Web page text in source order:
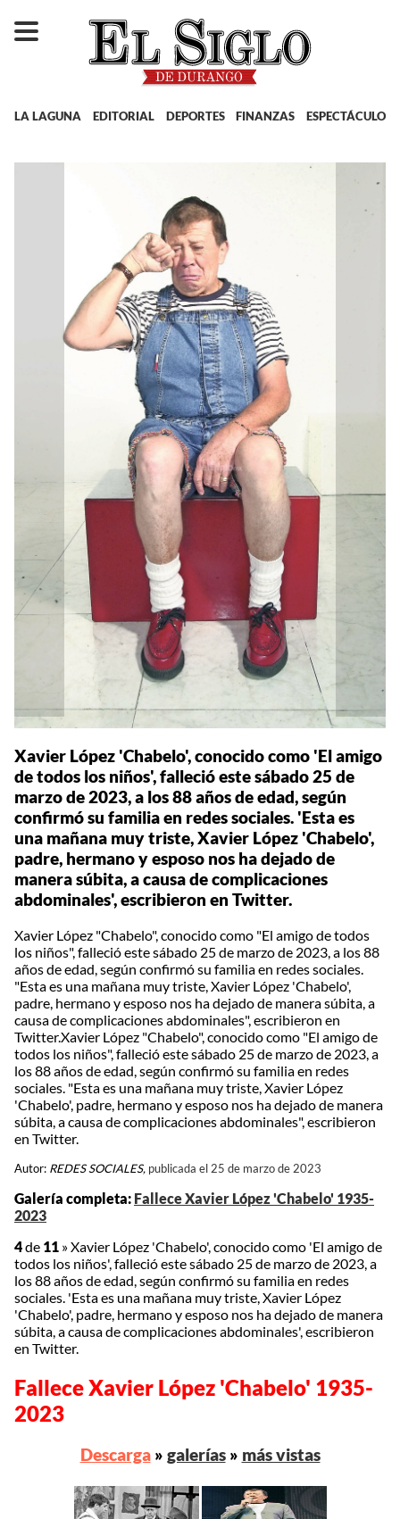
LA LAGUNA EDITORIAL DEPORTES FINANZAS ESPECTÁCULOS
Xavier López 'Chabelo', conocido como 'El amigo
de todos los niños', falleció este sábado 25 de
marzo de 2023, a los 88 años de edad, según
confirmó su familia en redes sociales. 'Esta es
una mañana muy triste, Xavier López 'Chabelo',
padre, hermano y esposo nos ha dejado de
manera súbita, a causa de complicaciones
abdominales', escribieron en Twitter.
Xavier López "Chabelo", conocido como "El amigo de todos
los niños", falleció este sábado 25 de marzo de 2023, a los 88
años de edad, según confirmó su familia en redes sociales.
"Esta es una mañana muy triste, Xavier López 'Chabelo',
padre, hermano y esposo nos ha dejado de manera súbita, a
causa de complicaciones abdominales", escribieron en
Twitter.Xavier López "Chabelo", conocido como "El amigo de
todos los niños", falleció este sábado 25 de marzo de 2023, a
los 88 años de edad, según confirmó su familia en redes
sociales. "Esta es una mañana muy triste, Xavier López
'Chabelo', padre, hermano y esposo nos ha dejado de manera
súbita, a causa de complicaciones abdominales", escribieron
en Twitter.
Autor: REDES SOCIALES, publicada el 25 de marzo de 2023
Galería completa: Fallece Xavier López 'Chabelo' 1935-
2023
4de 11 »Xavier López 'Chabelo', conocido como 'El amigo de
todos los niños', falleció este sábado 25 de marzo de 2023, a
los 88 años de edad, según confirmó su familia en redes
sociales. 'Esta es una mañana muy triste, Xavier López
'Chabelo', padre, hermano y esposo nos ha dejado de manera
súbita, a causa de complicaciones abdominales', escribieron
en Twitter.
Fallece Xavier López 'Chabelo' 1935-
2023
Descarga» galerías» más vistas